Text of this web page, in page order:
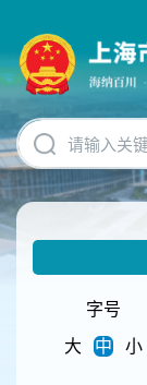
碍
操
明
跳
转
到
网
字号
大
中 小